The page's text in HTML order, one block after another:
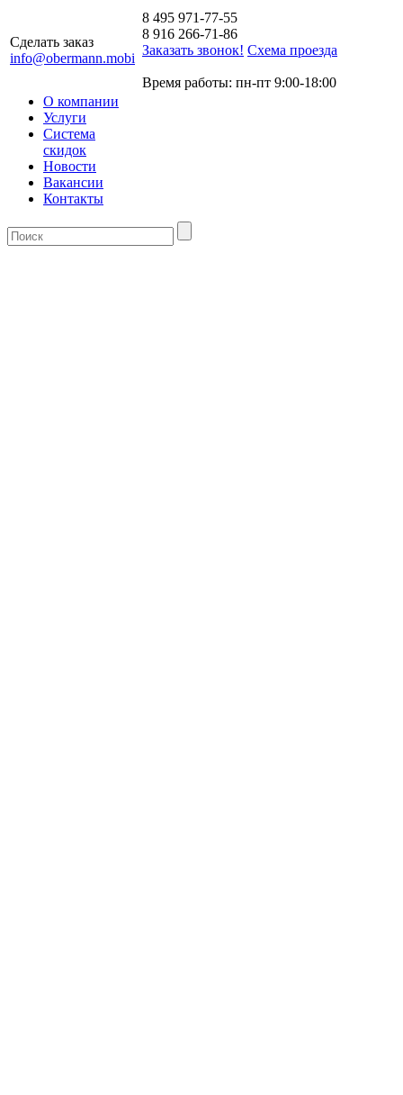
Сделать заказ
info@obermann.mobi
8 495 971-77-55
8 916 266-71-86
Заказать звонок! Схема проезда
Время работы: пн-пт 9:00-18:00
О компании
Услуги
Система
скидок
Новости
Вакансии
Контакты